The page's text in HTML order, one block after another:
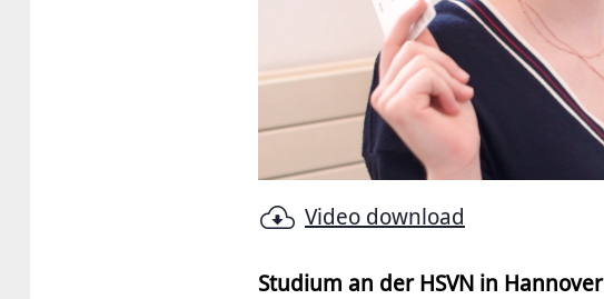
Video download
Studium an der HSVN in Hannover